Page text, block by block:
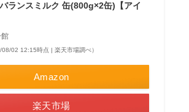
ランスミルク 缶(800g×2缶)【アイ
08/02 12:15時点 | 楽天市場調べ）
Amazon
楽天市場